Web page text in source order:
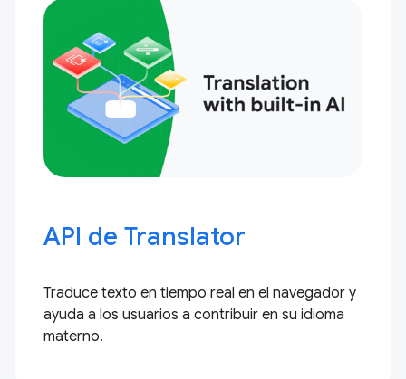
API de Translator
Traduce texto en tiempo real en el navegador y
ayuda a los usuarios a contribuir en su idioma
materno.